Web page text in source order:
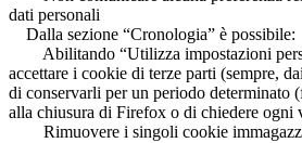
dati personali
Dalla sezione “Cronologia” è possibile:
Abilitando “Utilizza impostazioni
accettare i cookie di terze parti (sempre,
di conservarli per un periodo determinato
alla chiusura di Firefox o di chiedere ogni
Rimuovere i singoli cookie